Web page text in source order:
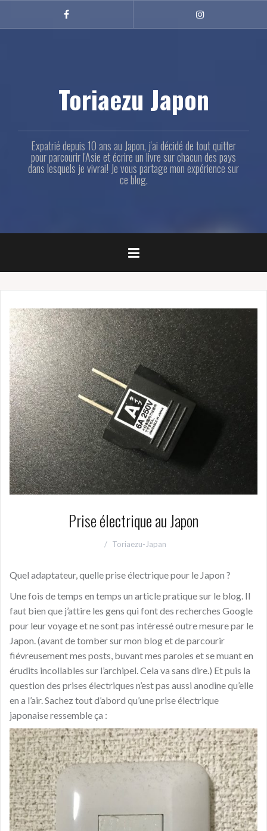
Facebook
Toriaezu Japon
Expatrié depuis 10 ans au Japon, j'ai décidé de tout quitter
pour parcourir l'Asie et écrire un livre sur chacun des pays
dans lesquels je vivrai! Je vous partage mon expérience sur
ce blog.
Prise électrique au Japon
Toriaezu-Japan
Quel adaptateur, quelle prise électrique pour le Japon ?
Une fois de temps en temps un article pratique sur le blog. Il
faut bien que j’attire les gens qui font des recherches Google
pour leur voyage et ne sont pas intéressé outre mesure par le
Japon. (avant de tomber sur mon blog et de parcourir
fiévreusement mes posts, buvant mes paroles et se muant en
érudits incollables sur l’archipel. Cela va sans dire.) Et puis la
question des prises électriques n’est pas aussi anodine qu’elle
en a l’air. Sachez tout d’abord qu’une prise électrique
japonaise ressemble ça :